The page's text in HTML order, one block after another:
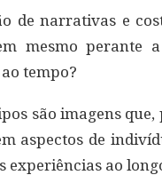
de narrativas e
mesmo perante
tempo?
são imagens
aspectos de
experiências ao